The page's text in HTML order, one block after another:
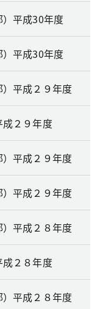
平成30年度
平成30年度
平成２９年度
２９年度
平成２９年度
平成２９年度
平成２８年度
２８年度
平成２８年度